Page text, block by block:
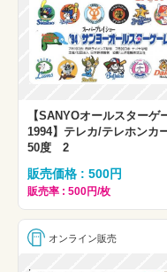
【SANYOオールスターゲ
1994】テレカ/テレホンカ
50度 2
販売価格 : 500円
販売率 : 500円/枚
オンライン販売